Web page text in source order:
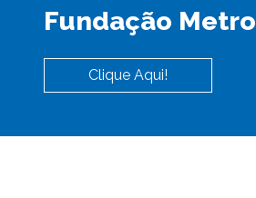
Fundação Metro
Clique Aqui!